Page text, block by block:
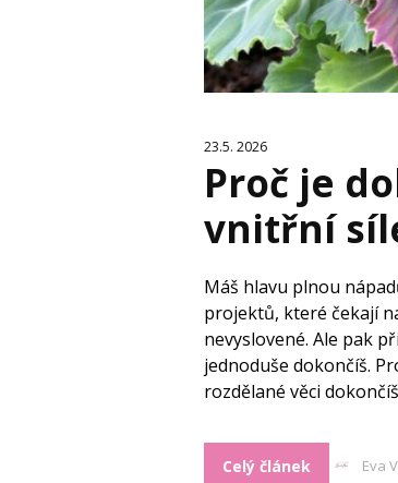
23.5. 2026
Proč je
vnitřní
Máš hlavu plnou
projektů, které čekají
nevyslovené. Ale pak
jednoduše dokončíš.
rozdělané věci
Celý článek Eva